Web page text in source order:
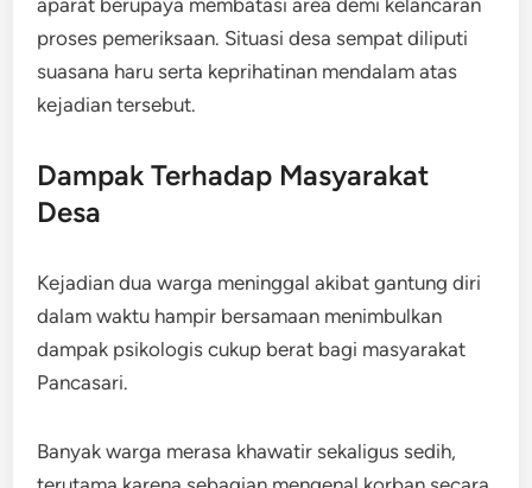
aparat berupaya membatasi area demi kelancaran
proses pemeriksaan. Situasi desa sempat diliputi
suasana haru serta keprihatinan mendalam atas
kejadian tersebut.
Dampak Terhadap Masyarakat
Desa
Kejadian dua warga meninggal akibat gantung diri
dalam waktu hampir bersamaan menimbulkan
dampak psikologis cukup berat bagi masyarakat
Pancasari.
Banyak warga merasa khawatir sekaligus sedih,